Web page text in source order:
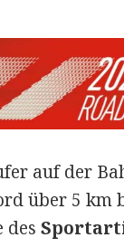
auf der
über 5 km
des